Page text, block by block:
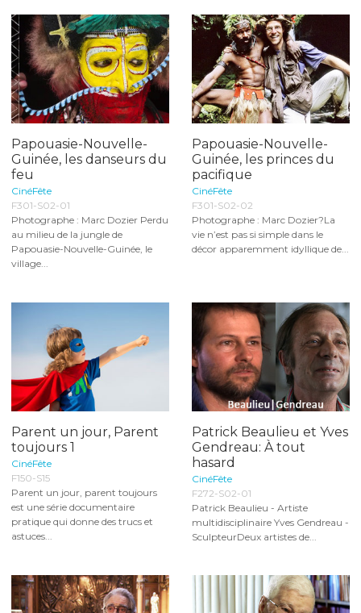
Papouasie-Nouvelle-
Guinée, les danseurs du
feu
CinéFête
F301-S02-01
Photographe : Marc Dozier Perdu
au milieu de la jungle de
Papouasie-Nouvelle-Guinée, le
village...
Papouasie-Nouvelle-
Guinée, les princes du
pacifique
CinéFête
F301-S02-02
Photographe : Marc Dozier?La
vie n’est pas si simple dans le
décor apparemment idyllique de...
Parent un jour, Parent
toujours 1
CinéFête
F150-S15
Parent un jour, parent toujours
est une série documentaire
pratique qui donne des trucs et
astuces...
Patrick Beaulieu et Yves
Gendreau: À tout
hasard
CinéFête
F272-S02-01
Patrick Beaulieu - Artiste
multidisciplinaire Yves Gendreau -
SculpteurDeux artistes de...